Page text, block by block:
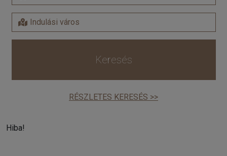
Keresés
RÉSZLETES KERESÉS >>
Hiba!